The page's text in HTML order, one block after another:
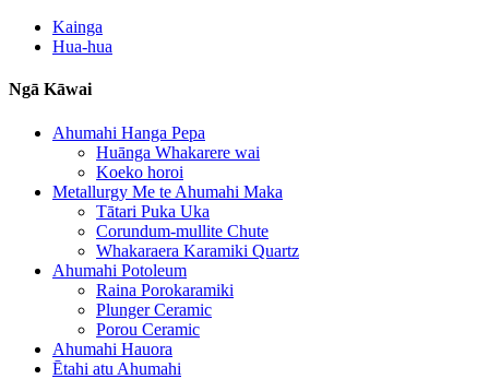
Kainga
Hua-hua
Ngā Kāwai
Ahumahi Hanga Pepa
Huānga Whakarere wai
Koeko horoi
Metallurgy Me te Ahumahi Maka
Tātari Puka Uka
Corundum-mullite Chute
Whakaraera Karamiki Quartz
Ahumahi Potoleum
Raina Porokaramiki
Plunger Ceramic
Porou Ceramic
Ahumahi Hauora
Ētahi atu Ahumahi